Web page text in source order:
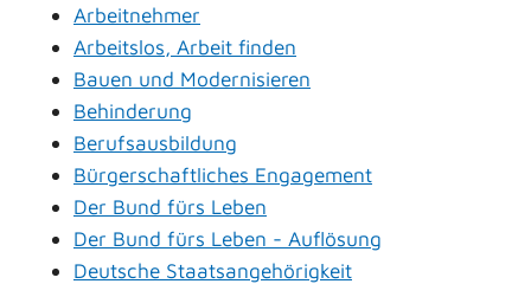
Arbeitnehmer
Arbeitslos, Arbeit finden
Bauen und Modernisieren
Behinderung
Berufsausbildung
Bürgerschaftliches Engagement
Der Bund fürs Leben
Der Bund fürs Leben - Auflösung
Deutsche Staatsangehörigkeit